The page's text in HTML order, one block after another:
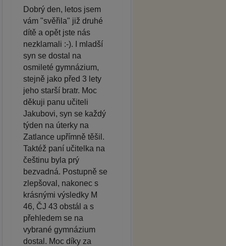
Dobrý den, letos jsem
vám "svěřila" již druhé
dítě a opět jste nás
nezklamali :-). I mladší
syn se dostal na
osmileté gymnázium,
stejně jako před 3 lety
jeho starší bratr. Moc
děkuji panu učiteli
Jakubovi, syn se každý
týden na úterky na
Zatlance upřímně těšil.
Taktéž paní učitelka na
češtinu byla prý
bezvadná. Postupně se
zlepšoval, nakonec s
krásnými výsledky M
46, ČJ 43 obstál a s
přehledem se na
vybrané gymnázium
dostal. Moc díky za